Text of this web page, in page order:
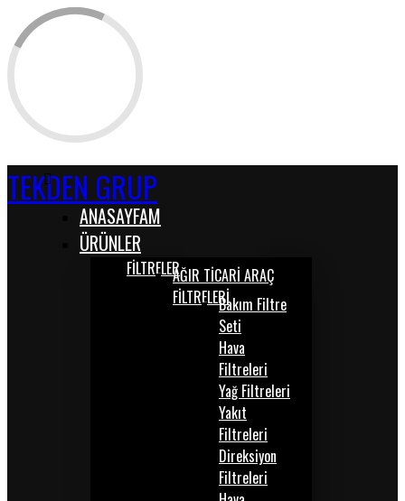
TEKDEN GRUP
ANASAYFAM
ÜRÜNLER
FİLTRELERAĞIR TİCARİ ARAÇ
FİLTRELERİBakım Filtre
Seti
Hava
Filtreleri
Yağ Filtreleri
Yakıt
Filtreleri
Direksiyon
Filtreleri